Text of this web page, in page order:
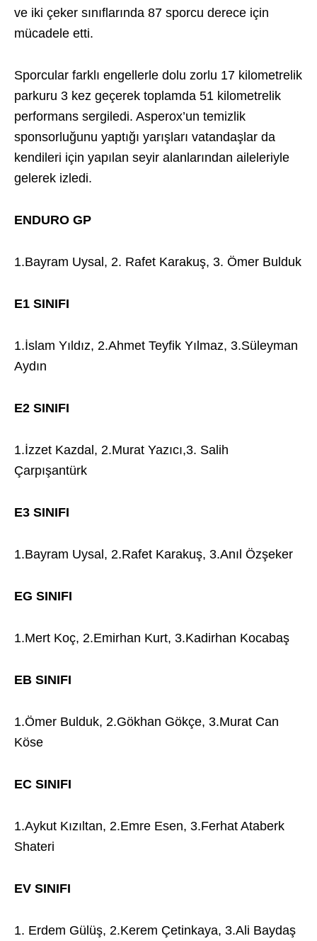
ve iki çeker sınıflarında 87 sporcu derece için
mücadele etti.
Sporcular farklı engellerle dolu zorlu 17 kilometrelik
parkuru 3 kez geçerek toplamda 51 kilometrelik
performans sergiledi. Asperox’un temizlik
sponsorluğunu yaptığı yarışları vatandaşlar da
kendileri için yapılan seyir alanlarından aileleriyle
gelerek izledi.
ENDURO GP
1.Bayram Uysal, 2. Rafet Karakuş, 3. Ömer Bulduk
E1 SINIFI
1.İslam Yıldız, 2.Ahmet Teyfik Yılmaz, 3.Süleyman
Aydın
E2 SINIFI
1.İzzet Kazdal, 2.Murat Yazıcı,3. Salih
Çarpışantürk
E3 SINIFI
1.Bayram Uysal, 2.Rafet Karakuş, 3.Anıl Özşeker
EG SINIFI
1.Mert Koç, 2.Emirhan Kurt, 3.Kadirhan Kocabaş
EB SINIFI
1.Ömer Bulduk, 2.Gökhan Gökçe, 3.Murat Can
Köse
EC SINIFI
1.Aykut Kızıltan, 2.Emre Esen, 3.Ferhat Ataberk
Shateri
EV SINIFI
1. Erdem Gülüş, 2.Kerem Çetinkaya, 3.Ali Baydaş